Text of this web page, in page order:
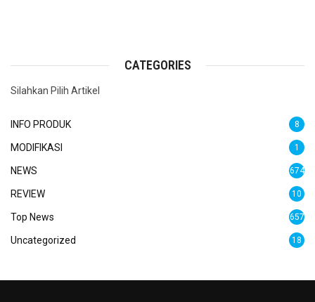
CATEGORIES
Silahkan Pilih Artikel
INFO PRODUK 8
MODIFIKASI 1
NEWS 674
REVIEW 10
Top News 657
Uncategorized 18